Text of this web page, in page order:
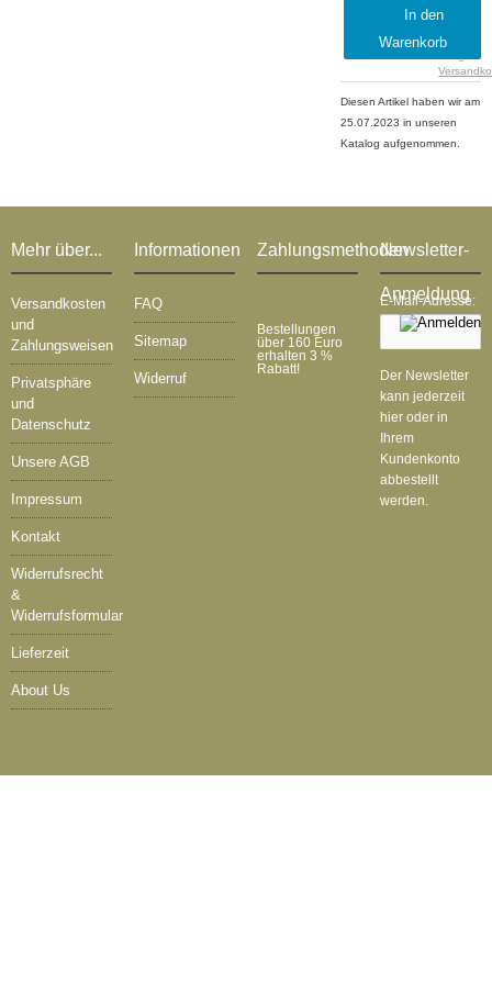
2 Tage
MwSt.
In den
Warenkorb
Diesen Artikel haben wir am
25.07.2023 in unseren
Katalog aufgenommen.
Mehr über...
Versandkosten
und
Zahlungsweisen
Privatsphäre
und
Datenschutz
Unsere AGB
Impressum
Kontakt
Widerrufsrecht
&
Widerrufsformular
Lieferzeit
About Us
Informationen
FAQ
Sitemap
Widerruf
Zahlungsmethoden
Bestellungen
über 160 Euro
erhalten 3 %
Rabatt!
Newsletter-
Anmeldung
E-Mail-Adresse:
Der Newsletter
kann jederzeit
hier oder in
Ihrem
Kundenkonto
abbestellt
werden.